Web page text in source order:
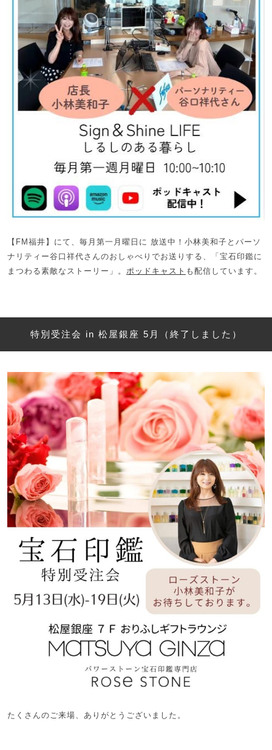
【FM福井】にて、毎月第一月曜日に 放送中！小林美和子とパーソ
ナリティー谷口祥代さんのおしゃべりでお送りする、「宝石印鑑に
まつわる素敵なストーリー」。 ポッドキャスト も配信しています。
特別受注会 in 松屋銀座 5月（終了しました）
たくさんのご来場、ありがとうございました。